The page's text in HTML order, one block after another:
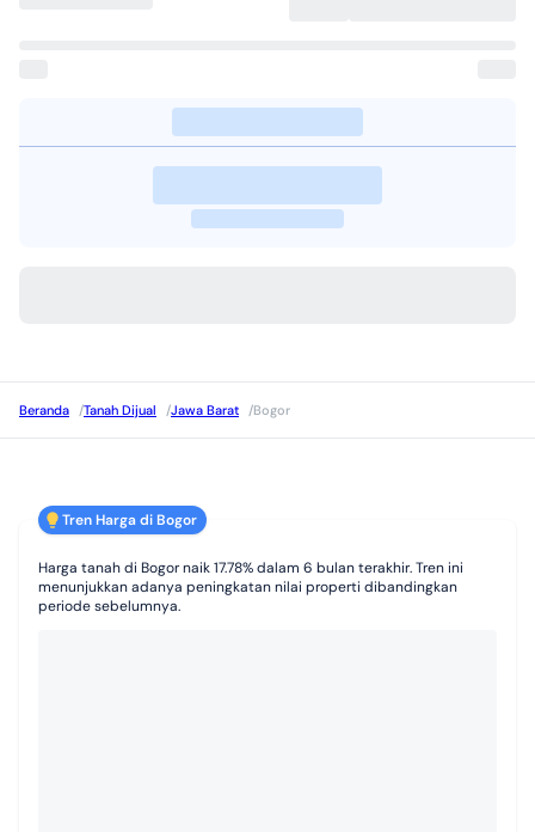
Beranda /Tanah Dijual /Jawa Barat /Bogor
Tren Harga di Bogor
Harga tanah di Bogor naik 17.78% dalam 6 bulan terakhir. Tren ini
menunjukkan adanya peningkatan nilai properti dibandingkan
periode sebelumnya.